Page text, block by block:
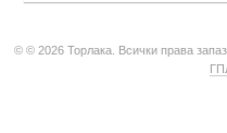
© © 2026 Торлака. Всички права